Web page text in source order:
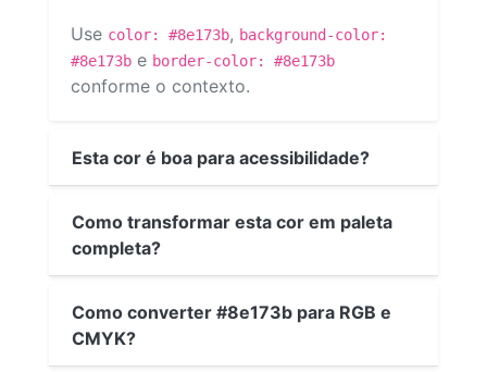
Use color: #8e173b, background-color:
#8e173b e border-color: #8e173b
conforme o contexto.
Esta cor é boa para acessibilidade?
Como transformar esta cor em paleta
completa?
Como converter #8e173b para RGB e
CMYK?